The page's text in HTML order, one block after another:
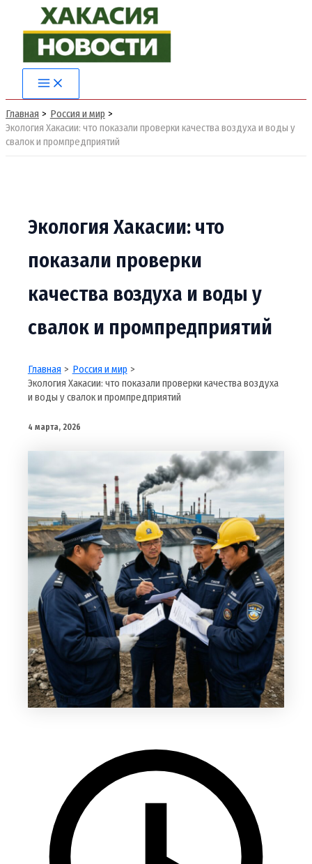
содержимому
Main
Menu
Главная
Россия и мир
Экология Хакасии: что показали проверки качества воздуха и воды у
свалок и промпредприятий
Экология Хакасии: что
показали проверки
качества воздуха и воды у
свалок и промпредприятий
Главная
Россия и мир
Экология Хакасии: что показали проверки качества воздуха
и воды у свалок и промпредприятий
4 марта, 2026